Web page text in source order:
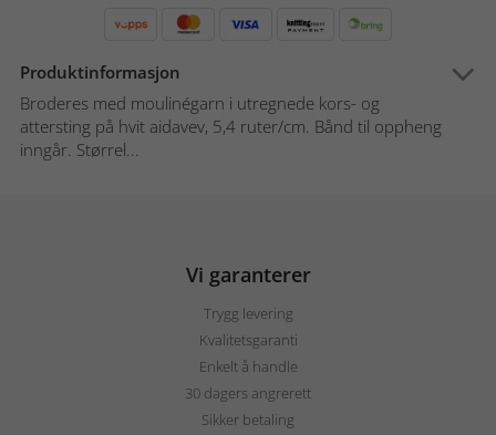
Produktinformasjon
Broderes med moulinégarn i utregnede kors- og
attersting på hvit aidavev, 5,4 ruter/cm. Bånd til oppheng
inngår. Størrel...
Vi garanterer
Trygg levering
Kvalitetsgaranti
Enkelt å handle
30 dagers angrerett
Sikker betaling